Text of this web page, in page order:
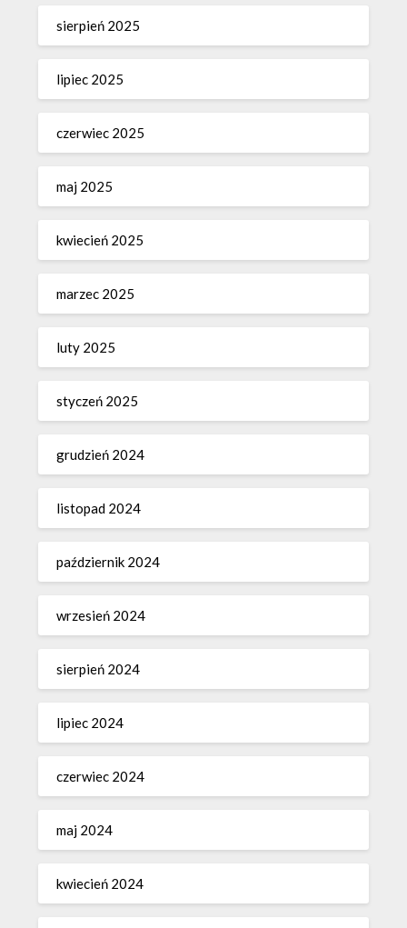
sierpień 2025
lipiec 2025
czerwiec 2025
maj 2025
kwiecień 2025
marzec 2025
luty 2025
styczeń 2025
grudzień 2024
listopad 2024
październik 2024
wrzesień 2024
sierpień 2024
lipiec 2024
czerwiec 2024
maj 2024
kwiecień 2024